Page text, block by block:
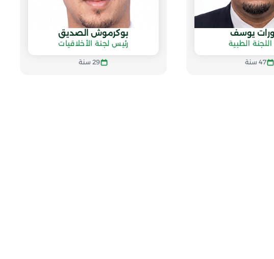
يوسف
الطبية
47 سنة
بوكرموش الصديق
رئيس لجنة الأخلاقيات
29 سنة